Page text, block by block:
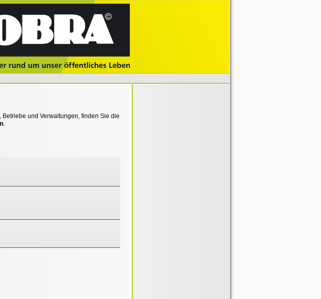
und Verwaltungen, finden Sie die
.